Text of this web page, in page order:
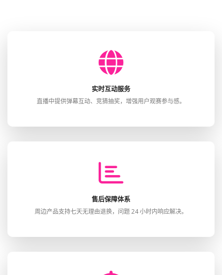
实时互动服务
直播中提供弹幕互动、竞猜抽奖，增强用户观赛参与感。
售后保障体系
周边产品支持七天无理由退换，问题 24 小时内响应解决。